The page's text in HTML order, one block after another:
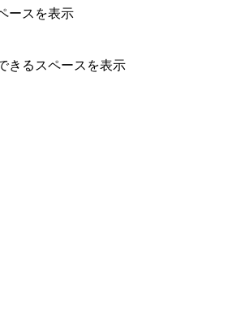
ースを表示
きるスペースを表示